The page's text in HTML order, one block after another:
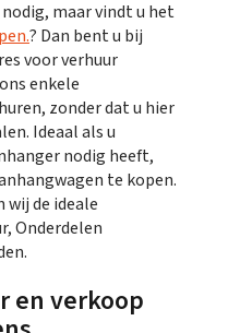
maar vindt u het
? Dan bent u bij
voor verhuur
enkele
zonder dat u hier
Ideaal als u
nodig heeft,
te kopen.
wij de ideale
Onderdelen
en verkoop